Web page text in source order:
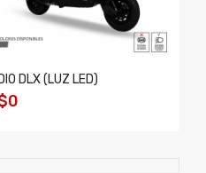
DIO DLX (LUZ LED)